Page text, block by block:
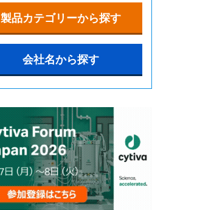
製品カテゴリーから探す
会社名から探す